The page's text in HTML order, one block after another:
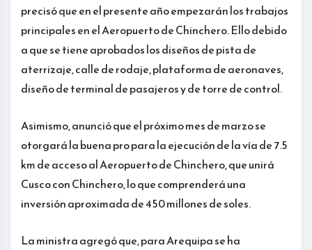
precisó que en el presente año empezarán los trabajos
principales en el Aeropuerto de Chinchero. Ello debido
a que se tiene aprobados los diseños de pista de
aterrizaje, calle de rodaje, plataforma de aeronaves,
diseño de terminal de pasajeros y de torre de control.
Asimismo, anunció que el próximo mes de marzo se
otorgará la buena pro para la ejecución de la vía de 7.5
km de acceso al Aeropuerto de Chinchero, que unirá
Cusco con Chinchero, lo que comprenderá una
inversión aproximada de 450 millones de soles.
La ministra agregó que, para Arequipa se ha